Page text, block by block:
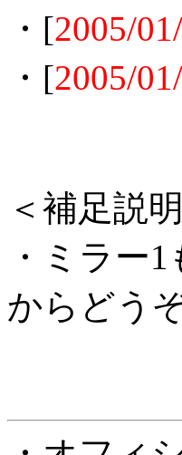
・[2005/
・[2005/
＜補足説
・ミラー
からどうぞ